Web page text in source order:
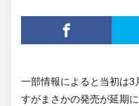
一部情報によると当初は3
すがまさかの発売が延期